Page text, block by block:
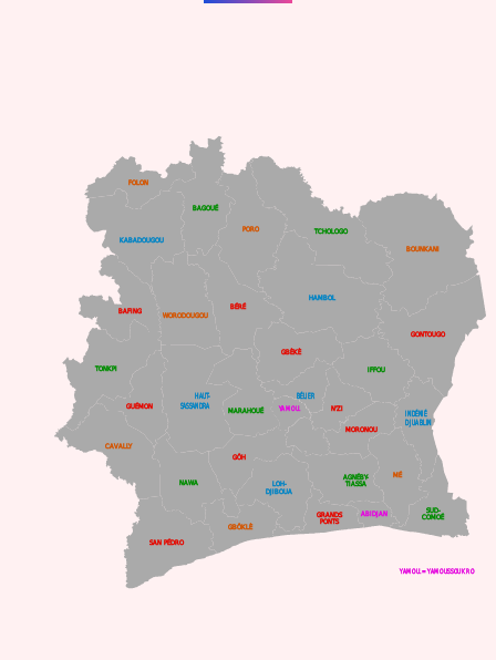
CAVALLY
GUÉMON
TONKPI
BAFING
KABADOUGOU
FOLON
BAGOUÉ
WORODOUGOU
SAN PÉDRO
ABIDJAN
YAMOU.
GBÔKLÈ
NAWA
GÔH
LOH-
DJIBOUA
HAUT-
SASSANDRA
MARAHOUÉ
BÉRÉ
PORO TCHOLOGO
HAMBOL
BOUNKANI
GONTOUGO
GBÈKÈ
BÉLIER
IFFOU
N'ZI
MORONOU
INDÉNIÉ
DJUABLIN
AGNÉBY-
TIASSA
SUD-
COMOÉ
MÉ
GRANDS
PONTS
YAMOU.=YAMOUSSOUKRO